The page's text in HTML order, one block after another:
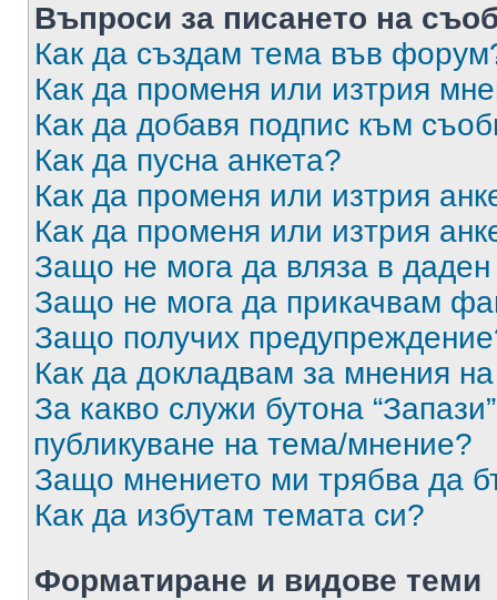
Въпроси за писането на
Как да създам тема във
Как да променя или изтрия
Как да добавя подпис към
Как да пусна анкета?
Как да променя или изтрия
Как да променя или изтрия
Защо не мога да вляза в
Защо не мога да прикачвам
Защо получих
Как да докладвам за мнения
За какво служи бутона
публикуване на тема/мнение?
Защо мнението ми трябва да
Как да избутам темата си?
Форматиране и видове теми